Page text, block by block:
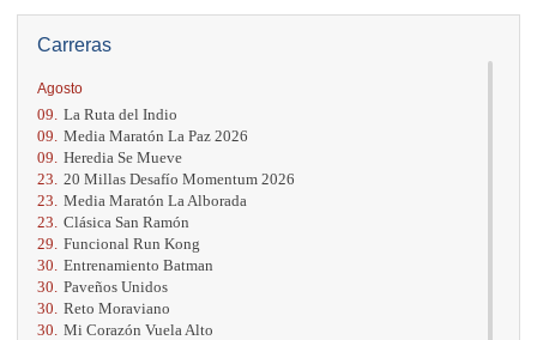
Carreras
Agosto
09. La Ruta del Indio
09. Media Maratón La Paz 2026
09. Heredia Se Mueve
23. 20 Millas Desafío Momentum 2026
23. Media Maratón La Alborada
23. Clásica San Ramón
29. Funcional Run Kong
30. Entrenamiento Batman
30. Paveños Unidos
30. Reto Moraviano
30. Mi Corazón Vuela Alto